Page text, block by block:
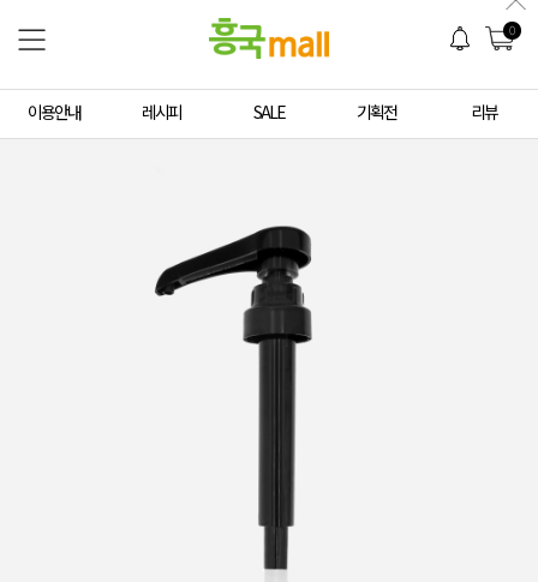
0
이용안내 레시피 SALE 기획전 리뷰